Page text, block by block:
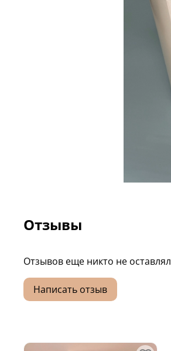
Отзывы
Отзывов еще никто не оставлял
Написать отзыв